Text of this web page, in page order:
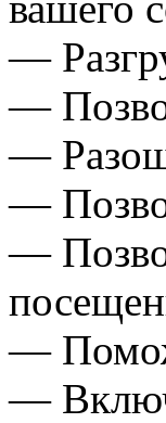
—
—
—
—
—
—
—